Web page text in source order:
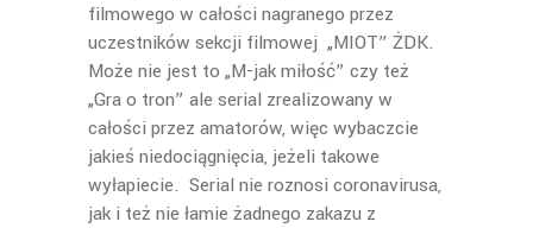
filmowego w całości nagranego przez
uczestników sekcji filmowej „MIOT” ŻDK.
Może nie jest to „M-jak miłość” czy też
„Gra o tron” ale serial zrealizowany w
całości przez amatorów, więc wybaczcie
jakieś niedociągnięcia, jeżeli takowe
wyłapiecie. Serial nie roznosi coronavirusa,
jak i też nie łamie żadnego zakazu z